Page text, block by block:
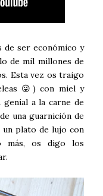
de ser económico y
de mil millones de
Esta vez os traigo
😜) con miel y
genial a la carne de
una guarnición de
un plato de lujo con
más, os digo los